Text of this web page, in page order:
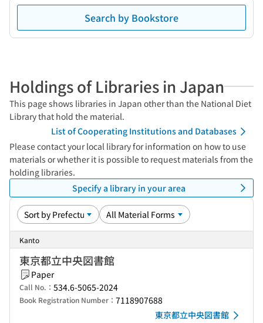
Search by Bookstore
Holdings of Libraries in Japan
This page shows libraries in Japan other than the National Diet
Library that hold the material.
List of Cooperating Institutions and Databases
Please contact your local library for information on how to use
materials or whether it is possible to request materials from the
holding libraries.
Specify a library in your area
Kanto
東京都立中央図書館
Paper
Call No.： 534.6-5065-2024
Book Registration Number： 7118907688
東京都立中央図書館